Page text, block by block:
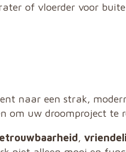
of vloerder voor
naar een strak,
om uw droomproject te